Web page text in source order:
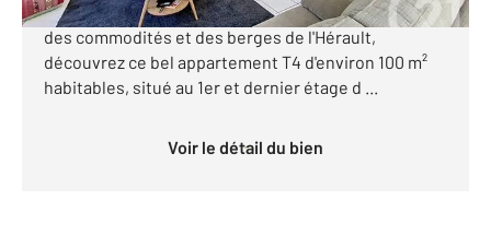
VENDU LOUE *** Situé à Agde, à proximité immédiate
des commodités et des berges de l'Hérault,
découvrez ce bel appartement T4 d'environ 100 m²
habitables, situé au 1er et dernier étage d ...
Voir le détail du bien